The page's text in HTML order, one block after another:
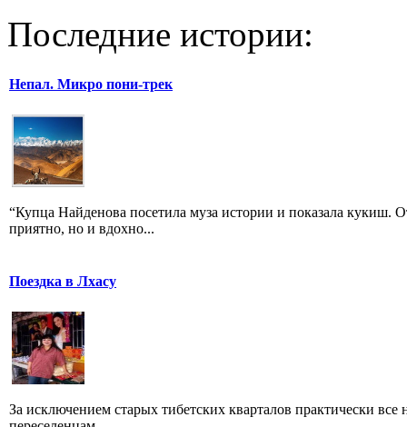
Последние истории:
Непал. Микро пони-трек
“Купца Найденова посетила муза истории и показала кукиш.
приятно, но и вдохно...
Поездка в Лхасу
За исключением старых тибетских кварталов практически